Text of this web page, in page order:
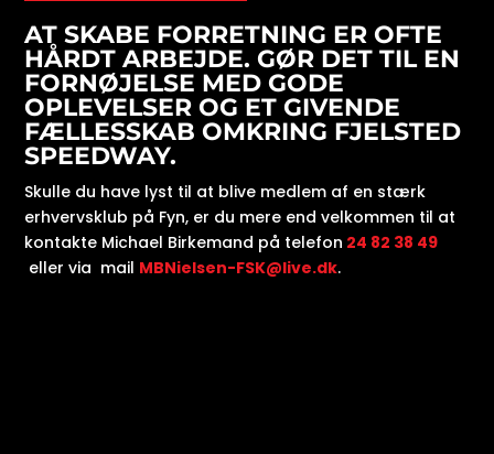
AT SKABE FORRETNING ER OFTE
HÅRDT ARBEJDE. GØR DET TIL EN
FORNØJELSE MED GODE
OPLEVELSER OG ET GIVENDE
FÆLLESSKAB OMKRING FJELSTED
SPEEDWAY.
Skulle du have lyst til at blive medlem af en stærk
erhvervsklub på Fyn, er du mere end velkommen til at
kontakte Michael Birkemand på telefon 24 82 38 49
eller via mail MBNielsen-FSK@live.dk.